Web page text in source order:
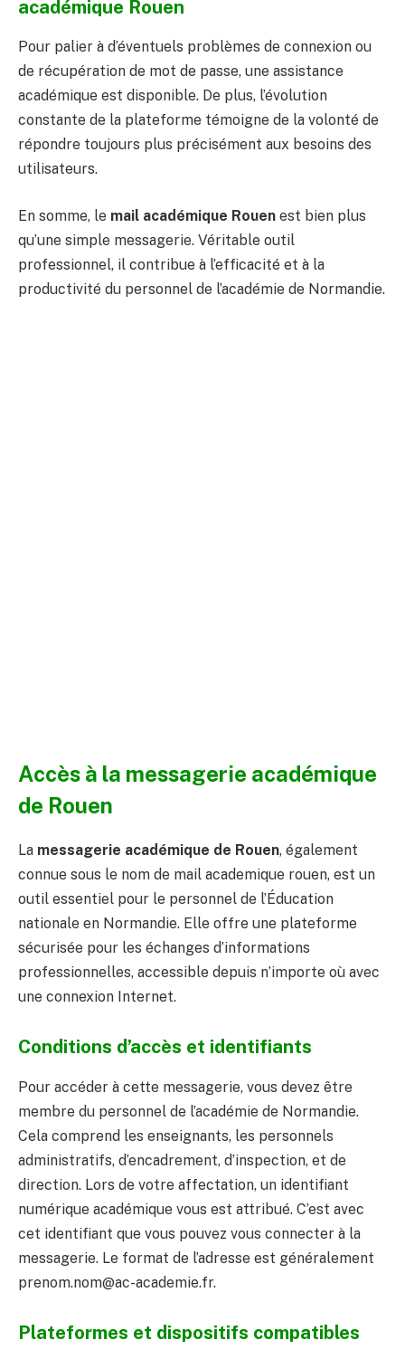
académique Rouen
Pour palier à d’éventuels problèmes de connexion ou
de récupération de mot de passe, une assistance
académique est disponible. De plus, l’évolution
constante de la plateforme témoigne de la volonté de
répondre toujours plus précisément aux besoins des
utilisateurs.
En somme, le mail académique Rouen est bien plus
qu’une simple messagerie. Véritable outil
professionnel, il contribue à l’efficacité et à la
productivité du personnel de l’académie de Normandie.
Accès à la messagerie académique
de Rouen
La messagerie académique de Rouen, également
connue sous le nom de mail academique rouen, est un
outil essentiel pour le personnel de l’Éducation
nationale en Normandie. Elle offre une plateforme
sécurisée pour les échanges d’informations
professionnelles, accessible depuis n’importe où avec
une connexion Internet.
Conditions d’accès et identifiants
Pour accéder à cette messagerie, vous devez être
membre du personnel de l’académie de Normandie.
Cela comprend les enseignants, les personnels
administratifs, d’encadrement, d’inspection, et de
direction. Lors de votre affectation, un identifiant
numérique académique vous est attribué. C’est avec
cet identifiant que vous pouvez vous connecter à la
messagerie. Le format de l’adresse est généralement
prenom.nom@ac-academie.fr.
Plateformes et dispositifs compatibles